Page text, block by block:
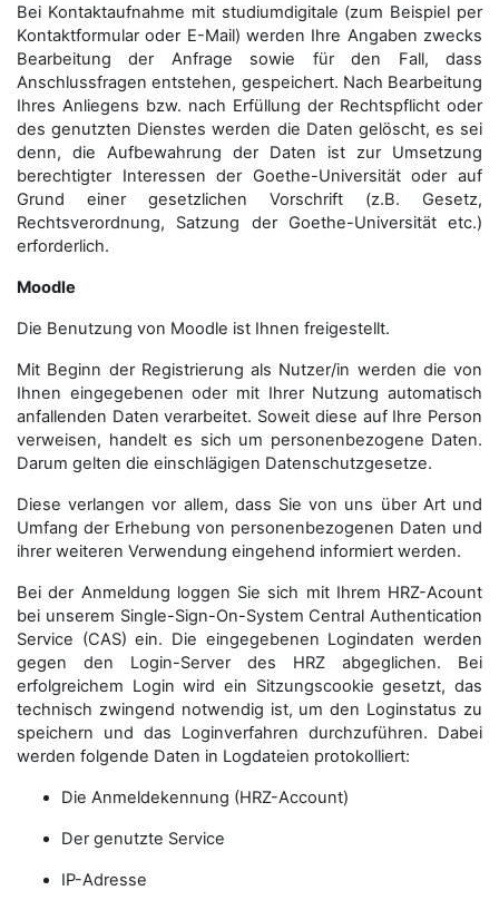
Bei Kontaktaufnahme mit studiumdigitale (zum Beispiel per
Kontaktformular oder E-Mail) werden Ihre Angaben zwecks
Bearbeitung der Anfrage sowie für den Fall, dass
Anschluss­fragen entstehen, gespeichert. Nach Bearbeitung
Ihres Anliegens bzw. nach Erfüllung der Rechtspflicht oder
des genutzten Dienstes werden die Daten gelöscht, es sei
denn, die Aufbewahrung der Daten ist zur Umsetzung
berechtigter Interessen der Goethe-Universität oder auf
Grund einer gesetzlichen Vorschrift (z.B. Gesetz,
Rechtsverordnung, Satzung der Goethe-Universität etc.)
erforderlich.
Moodle
Die Benutzung von Moodle ist Ihnen freigestellt.
Mit Beginn der Registrierung als Nutzer/in werden die von
Ihnen eingegebenen oder mit Ihrer Nutzung automatisch
anfallenden Daten verarbeitet. Soweit diese auf Ihre Person
verweisen, handelt es sich um personenbezogene Daten.
Darum gelten die einschlägigen Datenschutzgesetze.
Diese verlangen vor allem, dass Sie von uns über Art und
Umfang der Erhebung von personenbezogenen Daten und
ihrer weiteren Verwendung eingehend informiert werden.
Bei der Anmeldung loggen Sie sich mit Ihrem HRZ-Acount
bei unserem Single-Sign-On-System Central Authentication
Service (CAS) ein. Die eingegebenen Logindaten werden
gegen den Login-Server des HRZ abgeglichen. Bei
erfolgreichem Login wird ein Sitzungscookie gesetzt, das
technisch zwingend notwendig ist, um den Loginstatus zu
speichern und das Loginverfahren durchzuführen. Dabei
werden folgende Daten in Logdateien protokolliert:
Die Anmeldekennung (HRZ-Account)
Der genutzte Service
IP-Adresse